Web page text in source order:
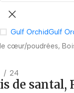
Gulf OrchidGulf
cœur poudrées,
24
de santal,